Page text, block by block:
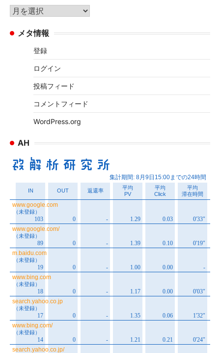
リ
ー
ア
カ メタ情報
登録
ログイン
投稿フィード
コメントフィード
WordPress.org
AH